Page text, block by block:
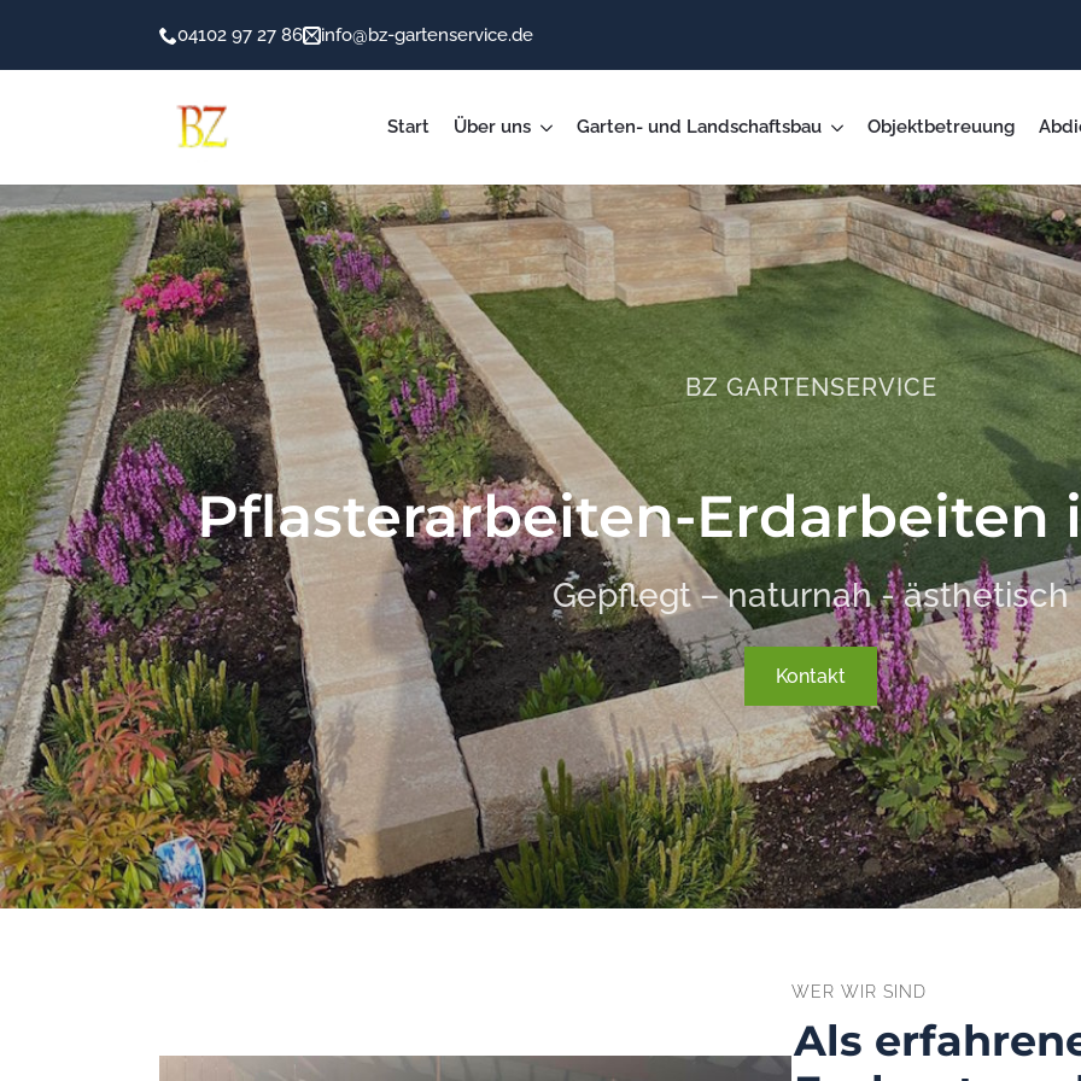
04102 97 27 86 info@bz-gartenservice.de
Start Über uns Garten- und Landschaftsbau Objektbetreuung
BZ GARTENSERVICE
Pflasterarbeiten-Erdarbeiten
Gepflegt – naturnah - ästhetisch
Kontakt
WER WIR SIND
Als